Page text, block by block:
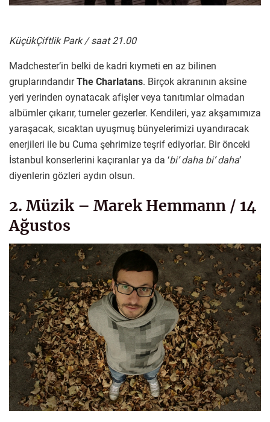
KüçükÇiftlik Park / saat 21.00
Madchester’in belki de kadri kıymeti en az bilinen
gruplarındandırThe Charlatans. Birçok akranının aksine
yeri yerinden oynatacak afişler veya tanıtımlar olmadan
albümler çıkarır, turneler gezerler. Kendileri, yaz akşamımıza
yaraşacak, sıcaktan uyuşmuş bünyelerimizi uyandıracak
enerjileri ile bu Cuma şehrimize teşrif ediyorlar. Bir önceki
İstanbul konserlerini kaçıranlar ya da ‘bi’ daha bi’ daha’
diyenlerin gözleri aydın olsun.
2. Müzik – Marek Hemmann / 14
Ağustos